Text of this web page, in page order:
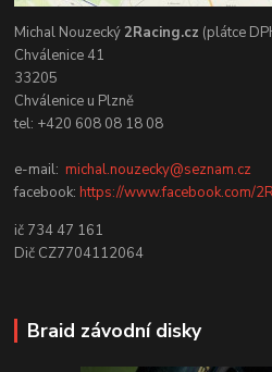
Michal Nouzecký2Racing.cz (plátce
Chválenice 41
33205
Chválenice u Plzně
tel: +420 608 08 18 08
e-mail:michal.nouzecky@seznam.cz
facebook:https://www.facebook.com/
ič 734 47 161
Dič CZ7704112064
Braid závodní disky